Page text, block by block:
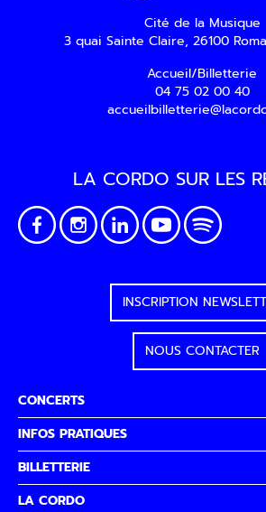
Cité de la Musique
3 quai Sainte Claire, 26100
Accueil/Billetterie
04 75 02 00 40
CONCERTS
INFOS PRATIQUES
BILLETTERIE
LA CORDO
LA CORDO SUR LES
INSCRIPTION
NOUS CONTACTER